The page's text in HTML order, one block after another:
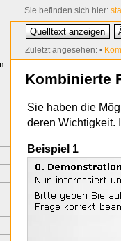
Sie befinden sich hier:
Quelltext anzeigen
Zuletzt angesehen: •
Kombinierte
Sie haben die
deren Wichtigkeit.
Beispiel 1